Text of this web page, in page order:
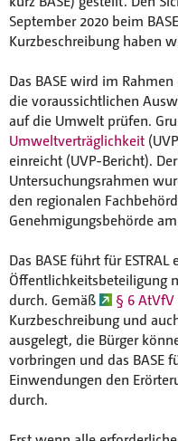
September 2020 beim
Kurzbeschreibung haben
Das BASE wird im
die voraussichtlichen
auf die Umwelt prüfen.
Umweltverträglichkeit
einreicht (UVP-Bericht).
Untersuchungsrahmen
den regionalen
Genehmigungsbehörde
Das BASE führt für
Öffentlichkeitsbeteiligung
durch. Gemäß
§ 6 AtVfV
Kurzbeschreibung und
ausgelegt, die Bürger
vorbringen und das BASE
Einwendungen den
durch.